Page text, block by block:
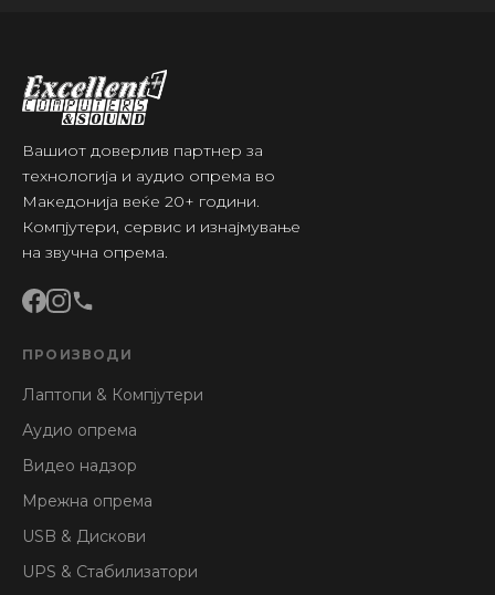
Вашиот доверлив партнер за
технологија и аудио опрема во
Македонија веќе 20+ години.
Компјутери, сервис и изнајмување
на звучна опрема.
ПРОИЗВОДИ
Лаптопи & Компјутери
Аудио опрема
Видео надзор
Мрежна опрема
USB & Дискови
UPS & Стабилизатори